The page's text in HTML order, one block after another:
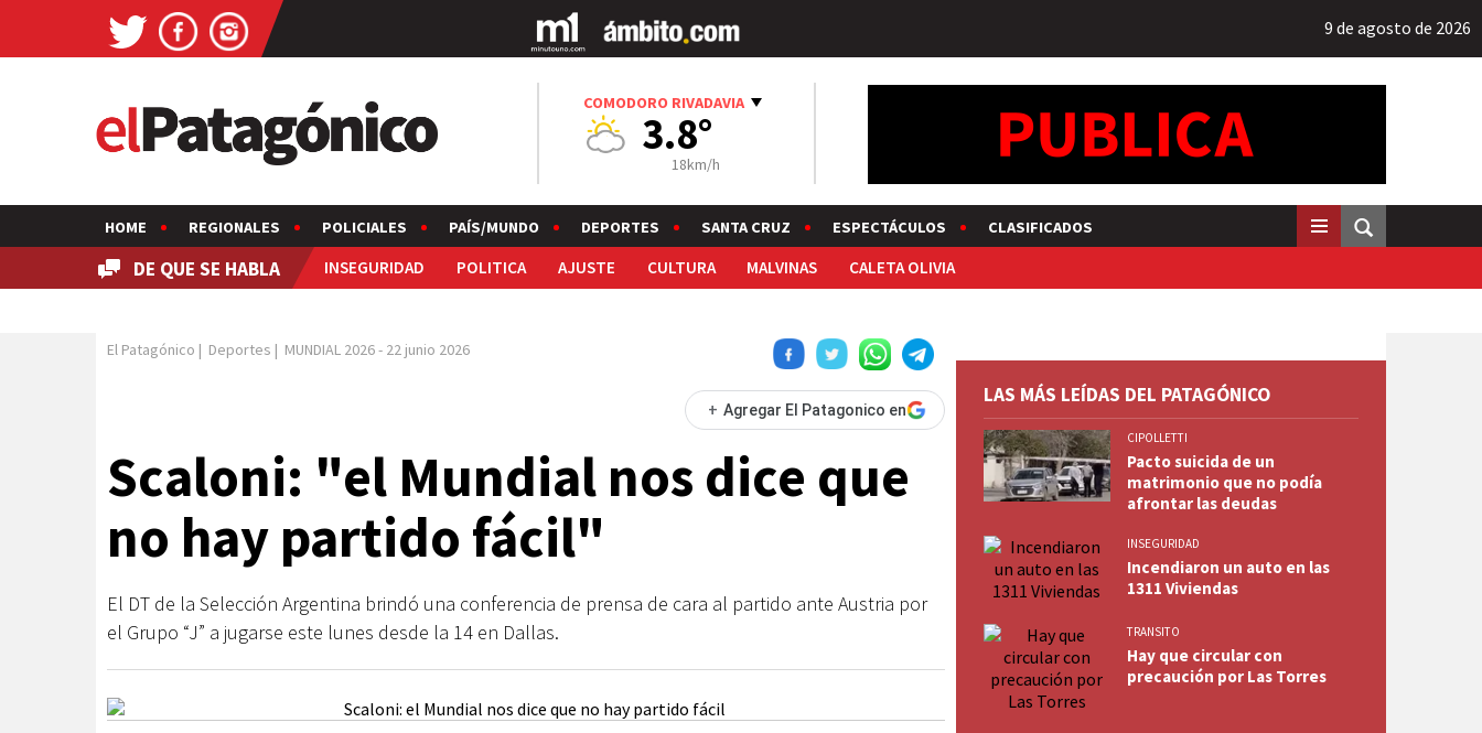
9 de agosto de 2026
COMODORO RIVADAVIA
3.8°
18km/h
HOME REGIONALES POLICIALES PAÍS/MUNDO DEPORTES SANTA CRUZ ESPECTÁCULOS CLASIFICADOS
DE QUE SE HABLA INSEGURIDAD POLITICA AJUSTE CULTURA MALVINAS CALETA OLIVIA
El Patagónico | Deportes | MUNDIAL 2026- 22 junio 2026
+ Agregar El Patagonico en
Scaloni: "el Mundial nos dice que
no hay partido fácil"
El DT de la Selección Argentina brindó una conferencia de prensa de cara al partido ante Austria por
el Grupo “J” a jugarse este lunes desde la 14 en Dallas.
LAS MÁS LEÍDAS DEL PATAGÓNICO
CIPOLLETTI
Pacto suicida de un
matrimonio que no podía
afrontar las deudas
INSEGURIDAD
Incendiaron un auto en las
1311 Viviendas
TRANSITO
Hay que circular con
precaución por Las Torres